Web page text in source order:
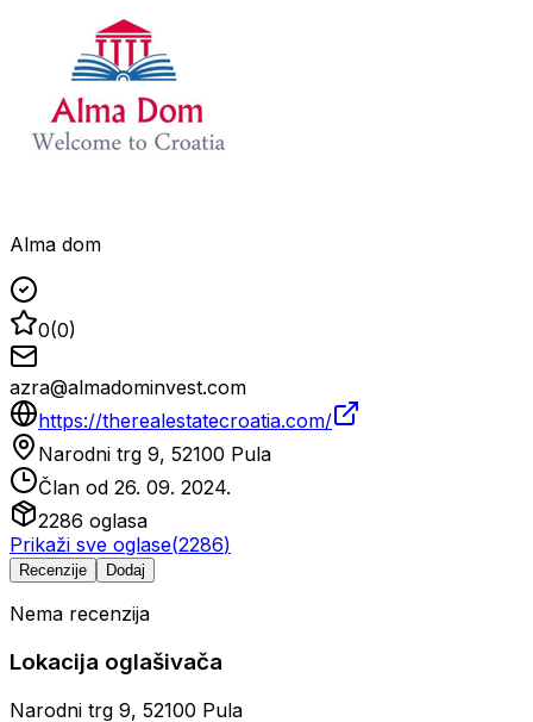
Alma dom
0(0)
azra@almadominvest.com
https://therealestatecroatia.com/
Narodni trg 9, 52100 Pula
Član od 26. 09. 2024.
2286 oglasa
Prikaži sve oglase(2286)
Recenzije Dodaj
Nema recenzija
Lokacija oglašivača
Narodni trg 9, 52100 Pula